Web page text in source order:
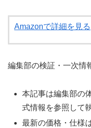
Amazonで詳細を見る
編集部の検証・一次情
本記事は編集部の
式情報を参照して
最新の価格・仕様